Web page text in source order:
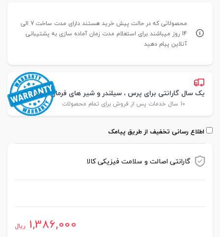
محصولاتی که در حالت پیش خرید هستند دارای مدت ساخت 7 الی
14 روز میباشند برای استعلام مدت زمان آماده سازی به پشتیبانی
آنلاین پیام دهید
یک سال گارانتی برای پرس ، سیلندر و شیر های فرمان پارس
10 سال خدمات پس از فروش برای تمام محصولات
اطلاع رسانی تخفیف از طریق پیامک
گارانتی اصالت و سلامت فیزیکی کالا
1,386,000 ریال